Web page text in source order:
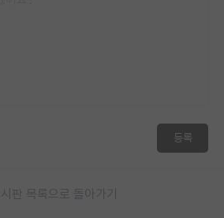
등록
판 목록으로 돌아가기